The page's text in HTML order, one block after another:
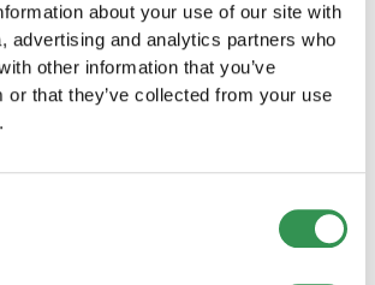
about your use of our site with
advertising and analytics partners who
other information that you’ve
or that they’ve collected from your use
Kanton Neuenburg
Einzelfirma im Kanton
starten Sie Ihr eigenes
im Kanton Neuenburg